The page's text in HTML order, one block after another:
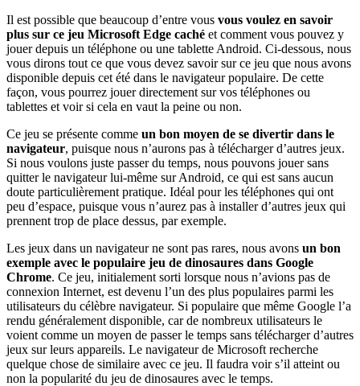
Il est possible que beaucoup d’entre vous vous voulez en savoir
plus sur ce jeu Microsoft Edge caché et comment vous pouvez y
jouer depuis un téléphone ou une tablette Android. Ci-dessous, nous
vous dirons tout ce que vous devez savoir sur ce jeu que nous avons
disponible depuis cet été dans le navigateur populaire. De cette
façon, vous pourrez jouer directement sur vos téléphones ou
tablettes et voir si cela en vaut la peine ou non.
Ce jeu se présente comme un bon moyen de se divertir dans le
navigateur, puisque nous n’aurons pas à télécharger d’autres jeux.
Si nous voulons juste passer du temps, nous pouvons jouer sans
quitter le navigateur lui-même sur Android, ce qui est sans aucun
doute particulièrement pratique. Idéal pour les téléphones qui ont
peu d’espace, puisque vous n’aurez pas à installer d’autres jeux qui
prennent trop de place dessus, par exemple.
Les jeux dans un navigateur ne sont pas rares, nous avons un bon
exemple avec le populaire jeu de dinosaures dans Google
Chrome. Ce jeu, initialement sorti lorsque nous n’avions pas de
connexion Internet, est devenu l’un des plus populaires parmi les
utilisateurs du célèbre navigateur. Si populaire que même Google l’a
rendu généralement disponible, car de nombreux utilisateurs le
voient comme un moyen de passer le temps sans télécharger d’autres
jeux sur leurs appareils. Le navigateur de Microsoft recherche
quelque chose de similaire avec ce jeu. Il faudra voir s’il atteint ou
non la popularité du jeu de dinosaures avec le temps.